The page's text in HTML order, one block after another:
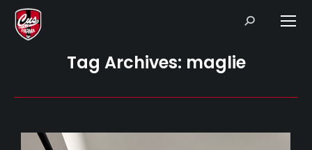
Search:
Tag Archives: maglie